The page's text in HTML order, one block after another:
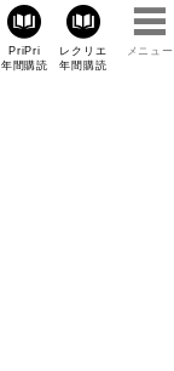
PriPri
年間購読
レクリエ
年間購読
メニュー